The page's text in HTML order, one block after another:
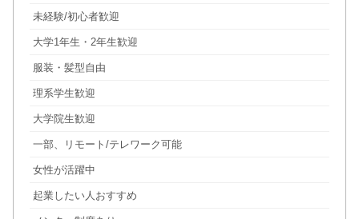
未経験/初心者歓迎
大学1年生・2年生歓迎
服装・髪型自由
理系学生歓迎
大学院生歓迎
一部、リモート/テレワーク可能
女性が活躍中
起業したい人おすすめ